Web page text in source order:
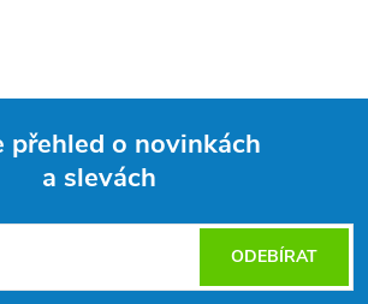
přehled o novinkách
a slevách
ODEBÍRAT